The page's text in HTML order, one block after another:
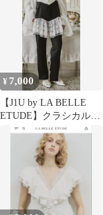
¥ 7,000
【J1U by LA BELLE
ETUDE】クラシカルレ
ースドッキングパンツ